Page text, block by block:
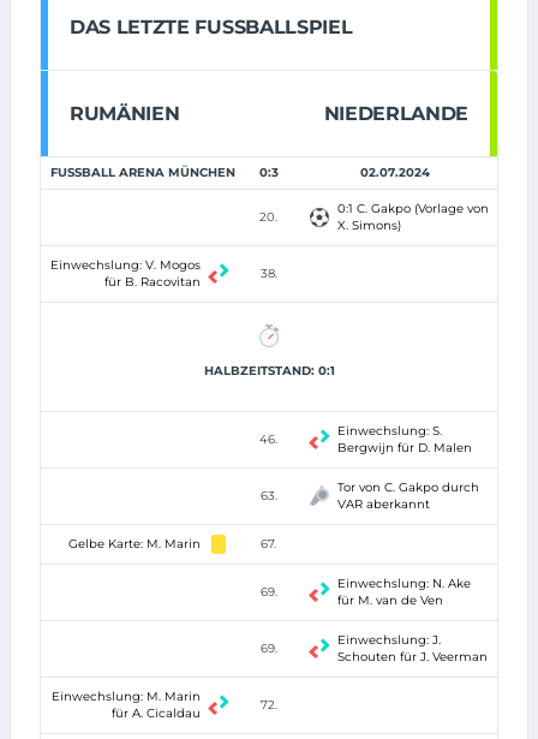
DAS LETZTE FUSSBALLSPIEL
RUMÄNIEN NIEDERLANDE
FUSSBALL ARENA MÜNCHEN 0:3 02.07.2024
20.
0:1 C. Gakpo (Vorlage von
X. Simons)
Einwechslung: V. Mogos
für B. Racovitan
38.
HALBZEITSTAND: 0:1
46.
Einwechslung: S.
Bergwijn für D. Malen
63.
Tor von C. Gakpo durch
VAR aberkannt
Gelbe Karte: M. Marin 67.
69.
Einwechslung: N. Ake
für M. van de Ven
69.
Einwechslung: J.
Schouten für J. Veerman
Einwechslung: M. Marin
für A. Cicaldau
72.